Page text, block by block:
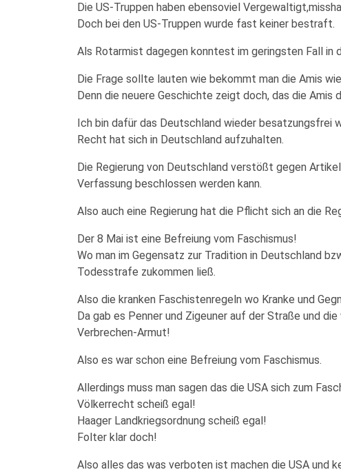
Die US-Truppen haben ebensoviel
Doch bei den US-Truppen wurde fast keiner bestraft.
Als Rotarmist dagegen konntest im geringsten Fall in
Die Frage sollte lauten wie bekommt man die Amis
Denn die neuere Geschichte zeigt doch, das die Amis
Ich bin dafür das Deutschland wieder besatzungsfrei
Recht hat sich in Deutschland aufzuhalten.
Die Regierung von Deutschland verstößt gegen
Verfassung beschlossen werden kann.
Also auch eine Regierung hat die Pflicht sich an die
Der 8 Mai ist eine Befreiung vom Faschismus!
Wo man im Gegensatz zur Tradition in Deutschland
Todesstrafe zukommen ließ.
Also die kranken Faschistenregeln wo Kranke und
Da gab es Penner und Zigeuner auf der Straße und
Verbrechen-Armut!
Also es war schon eine Befreiung vom Faschismus.
Allerdings muss man sagen das die USA sich zum
Völkerrecht scheiß egal!
Haager Landkriegsordnung scheiß egal!
Folter klar doch!
Also alles das was verboten ist machen die USA und